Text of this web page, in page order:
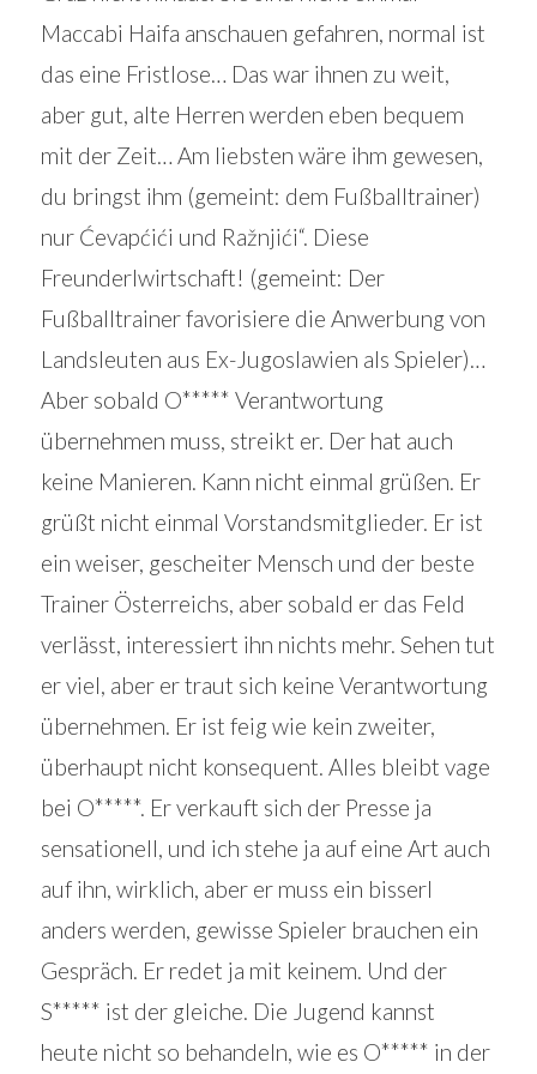
Maccabi Haifa anschauen gefahren, normal ist
das eine Fristlose… Das war ihnen zu weit,
aber gut, alte Herren werden eben bequem
mit der Zeit… Am liebsten wäre ihm gewesen,
du bringst ihm (gemeint: dem Fußballtrainer)
nur Ćevapćići und Ražnjići“. Diese
Freunderlwirtschaft! (gemeint: Der
Fußballtrainer favorisiere die Anwerbung von
Landsleuten aus Ex-Jugoslawien als Spieler)…
Aber sobald O***** Verantwortung
übernehmen muss, streikt er. Der hat auch
keine Manieren. Kann nicht einmal grüßen. Er
grüßt nicht einmal Vorstandsmitglieder. Er ist
ein weiser, gescheiter Mensch und der beste
Trainer Österreichs, aber sobald er das Feld
verlässt, interessiert ihn nichts mehr. Sehen tut
er viel, aber er traut sich keine Verantwortung
übernehmen. Er ist feig wie kein zweiter,
überhaupt nicht konsequent. Alles bleibt vage
bei O*****. Er verkauft sich der Presse ja
sensationell, und ich stehe ja auf eine Art auch
auf ihn, wirklich, aber er muss ein bisserl
anders werden, gewisse Spieler brauchen ein
Gespräch. Er redet ja mit keinem. Und der
S***** ist der gleiche. Die Jugend kannst
heute nicht so behandeln, wie es O***** in der